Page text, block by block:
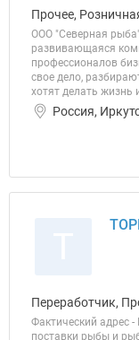
Прочее,
ООО "Северная
развивающаяся
профессионалов
свое дело,
хотят делать жизнь
Россия,
Переработчик,
Фактический адрес
поставки рыбы и